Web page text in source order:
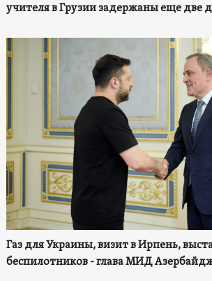
учителя в Грузии задержаны еще две
Газ для Украины, визит в Ирпень,
беспилотников - глава МИД